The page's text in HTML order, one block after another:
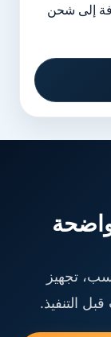
إلى شحن
تجهيز
التنفيذ.